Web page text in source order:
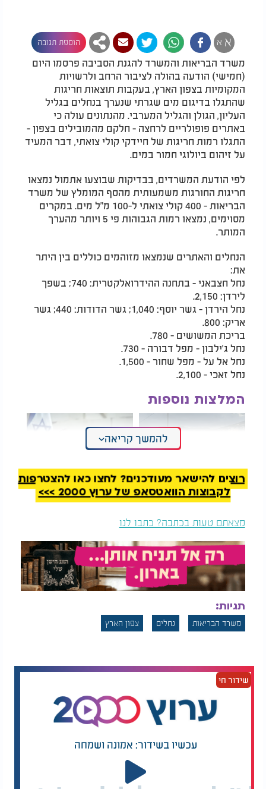
א א הוספת תגובה
משרד הבריאות והמשרד להגנת הסביבה פרסמו היום
(חמישי) הודעה בהולה לציבור הרחב ולרשויות
המקומיות בצפון הארץ, בעקבות תוצאות חריגות
שהתגלו בדיגום מים שגרתי שנערך בנחלים בגליל
העליון, הגולן והגליל המערבי. מהנתונים עולה כי
באתרים פופולריים לרחצה - חלקם מהמובילים בצפון -
התגלו רמות חריגות של חיידקי קולי צואתי, דבר המעיד
על זיהום ביולוגי חמור במים.
לפי הודעת המשרדים, בבדיקות שבוצעו אתמול נמצאו
חריגות החורגות משמעותית מהסף המומלץ של משרד
הבריאות - 400 קולי צואתי ל-100 מ"ל מים. במקרים
מסוימים, נמצאו רמות הגבוהות פי 5 ויותר מהערך
המותר.
הנחלים והאתרים שנמצאו מזוהמים כוללים בין היתר
את:
נחל חצבאני - בתחנה ההידרואלקטרית: 740; בשפך
לירדן: 2,150.
נחל הירדן - גשר יוסף: 1,040; גשר הדודות: 440; גשר
אריק: 800.
בריכת המשושים - 780.
נחל ג'ילבון - מפל דבורה - 730.
נחל אל על - מפל שחור - 1,500.
נחל זאכי - 2,100.
המלצות נוספות
שליח ביידן מבהיר:
"צה"ל ייסוג לחלוטין
קרב בצמרת:
היועמ"שית דורשת
לבטל את מינוי השופט
בן חמו לחקירת
הכניסה לאתרים אלו מסוכנת לבריאות, ועלולה לגרום
לזיהומים עוריים, מחלות מערכת העיכול וסיבוכים
בריאותיים, במיוחד בקרב ילדים, קשישים ובעלי מערכת
חיסונית מוחלשת.
האזורים שהוכרזו כמסוכנים לכניסה כוללים:
מקטע נחל החצבאני מהתחנה ההידרואלקטרית ועד
שפך הירדן.
בריכת המשושים.
נחל ג'ילבון.
נחל אל על.
נחל זאכי.
לשבועיים במסגרת שגרת פיקוח, וכי לא נמצא מקור
זיהום ברור או נקודתי בשלב זה. עם זאת, תוצאות
החריגה עלולות להיגרם מהצטברות פסולת חקלאית,
להמשך קריאה
רוצים להישאר מעודכנים? לחצו כאן להצטרפות
לקבוצות הוואטסאפ של ערוץ 2000 >>>
מצאתם טעות בכתבה? כתבו לנו
תגיות:
משרד הבריאות נחלים צפון הארץ
שידור חי
עכשיו בשידור: אמונה ושמחה